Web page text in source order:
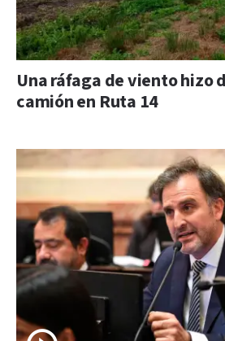
Una ráfaga de viento hizo
camión en Ruta 14